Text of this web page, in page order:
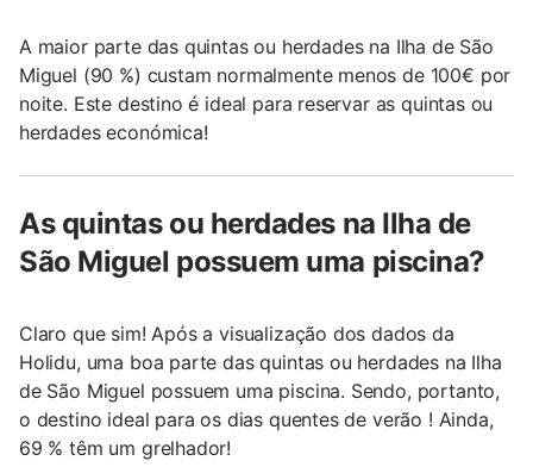
A maior parte das quintas ou herdades na Ilha de São
Miguel (90 %) custam normalmente menos de 100€ por
noite. Este destino é ideal para reservar as quintas ou
herdades económica!
As quintas ou herdades na Ilha de
São Miguel possuem uma piscina?
Claro que sim! Após a visualização dos dados da
Holidu, uma boa parte das quintas ou herdades na Ilha
de São Miguel possuem uma piscina. Sendo, portanto,
o destino ideal para os dias quentes de verão ! Ainda,
69 % têm um grelhador!